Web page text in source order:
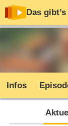
Das
Infos